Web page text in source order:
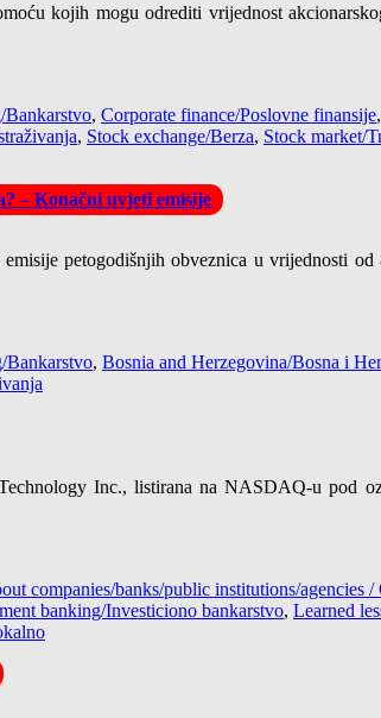
kojih mogu odrediti vrijednost
Bankarstvo, Corporate finance/Poslovne finansije,
, Stock exchange/Berza, Stock market/
– Konačni uvjeti emisije
petogodišnjih obveznica u vrijednosti
Bankarstvo, Bosnia and Herzegovina/Bosna i
Inc., listirana na NASDAQ-u pod
companies/banks/public institutions/agencies
banking/Investiciono bankarstvo, Learned